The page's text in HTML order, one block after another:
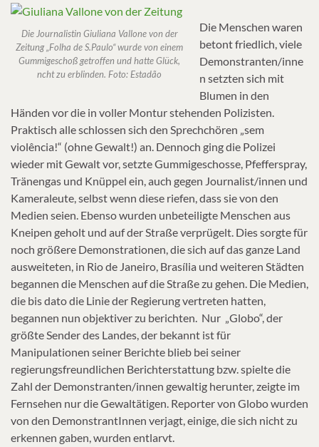
Die Journalistin Giuliana Vallone von der
Zeitung „Folha de S.Paulo“ wurde von einem
Gummigeschoß getroffen und hatte Glück,
ncht zu erblinden. Foto: Estadão
Die Menschen waren
betont friedlich, viele
Demonstranten/inne
n setzten sich mit
Blumen in den
Händen vor die in voller Montur stehenden Polizisten.
Praktisch alle schlossen sich den Sprechchören „sem
violência!“ (ohne Gewalt!) an. Dennoch ging die Polizei
wieder mit Gewalt vor, setzte Gummigeschosse, Pfefferspray,
Tränengas und Knüppel ein, auch gegen Journalist/innen und
Kameraleute, selbst wenn diese riefen, dass sie von den
Medien seien. Ebenso wurden unbeteiligte Menschen aus
Kneipen geholt und auf der Straße verprügelt. Dies sorgte für
noch größere Demonstrationen, die sich auf das ganze Land
ausweiteten, in Rio de Janeiro, Brasília und weiteren Städten
begannen die Menschen auf die Straße zu gehen. Die Medien,
die bis dato die Linie der Regierung vertreten hatten,
begannen nun objektiver zu berichten. Nur „Globo“, der
größte Sender des Landes, der bekannt ist für
Manipulationen seiner Berichte blieb bei seiner
regierungsfreundlichen Berichterstattung bzw. spielte die
Zahl der Demonstranten/innen gewaltig herunter, zeigte im
Fernsehen nur die Gewaltätigen. Reporter von Globo wurden
von den DemonstrantInnen verjagt, einige, die sich nicht zu
erkennen gaben, wurden entlarvt.